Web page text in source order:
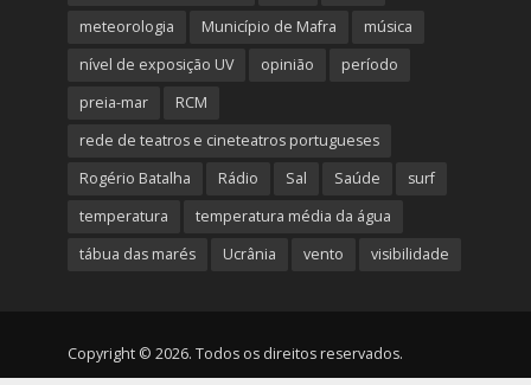
meteorologia
Município de Mafra
música
nível de exposição UV
opinião
período
preia-mar
RCM
rede de teatros e cineteatros portugueses
Rogério Batalha
Rádio Sal Saúde
surf
temperatura
temperatura média da água
tábua das marés
Ucrânia vento visibilidade
Copyright © 2026. Todos os direitos reservados.